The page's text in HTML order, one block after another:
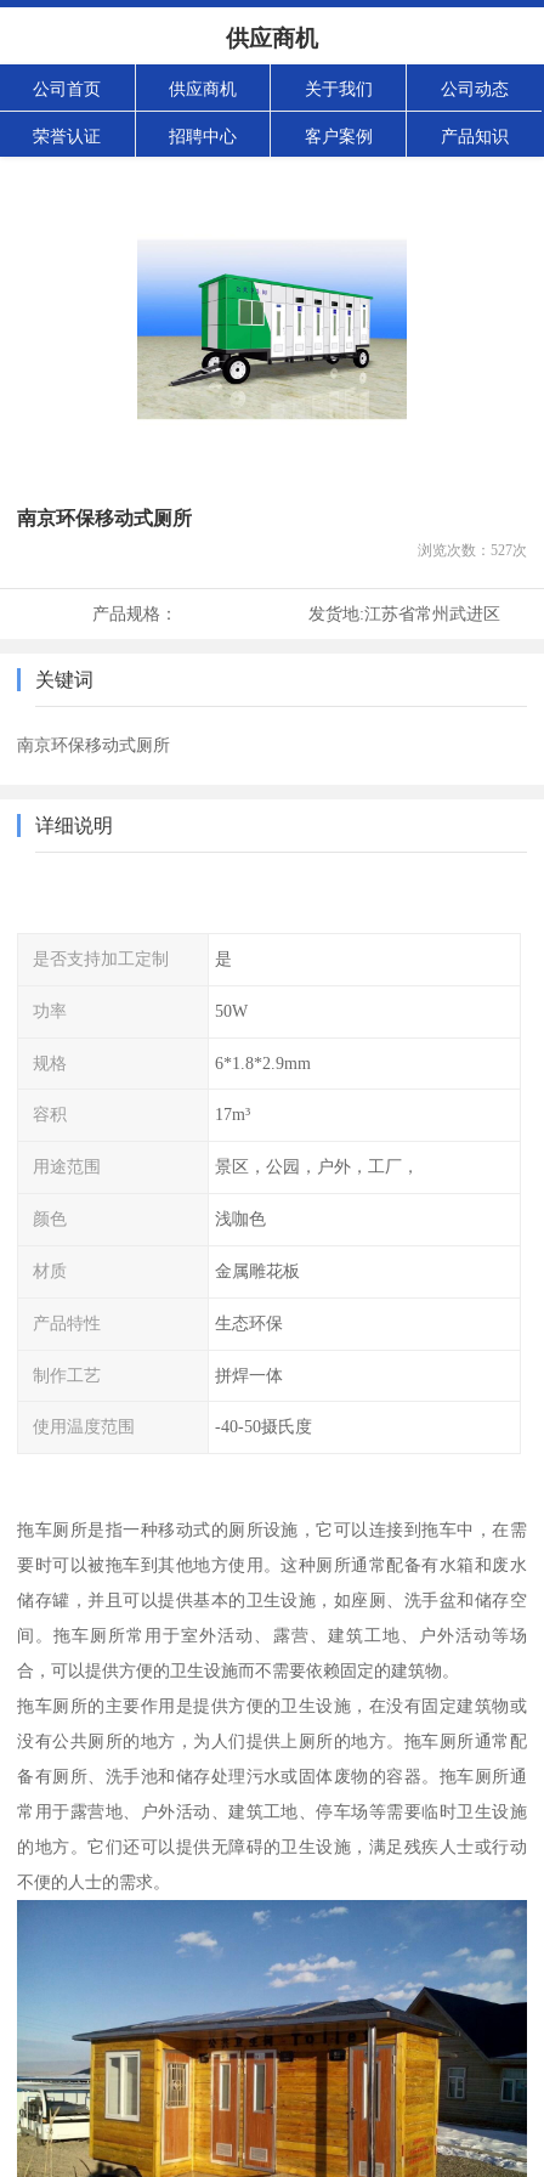
供应商机
公司首页 供应商机 关于我们 公司动态
荣誉认证 招聘中心 客户案例 产品知识
南京环保移动式厕所
浏览次数： 527次
产品规格： 发货地:江苏省常州武进区
关键词
南京环保移动式厕所
详细说明
是否支持加工定制 是
功率 50W
规格 6*1.8*2.9mm
容积 17m³
用途范围 景区，公园，户外，工厂，
颜色 浅咖色
材质 金属雕花板
产品特性 生态环保
制作工艺 拼焊一体
使用温度范围 -40-50摄氏度
拖车厕所是指一种移动式的厕所设施，它可以连接到拖车中，在需
要时可以被拖车到其他地方使用。这种厕所通常配备有水箱和废水
储存罐，并且可以提供基本的卫生设施，如座厕、洗手盆和储存空
间。拖车厕所常用于室外活动、露营、建筑工地、户外活动等场
合，可以提供方便的卫生设施而不需要依赖固定的建筑物。
拖车厕所的主要作用是提供方便的卫生设施，在没有固定建筑物或
没有公共厕所的地方，为人们提供上厕所的地方。拖车厕所通常配
备有厕所、洗手池和储存处理污水或固体废物的容器。拖车厕所通
常用于露营地、户外活动、建筑工地、停车场等需要临时卫生设施
的地方。它们还可以提供无障碍的卫生设施，满足残疾人士或行动
不便的人士的需求。